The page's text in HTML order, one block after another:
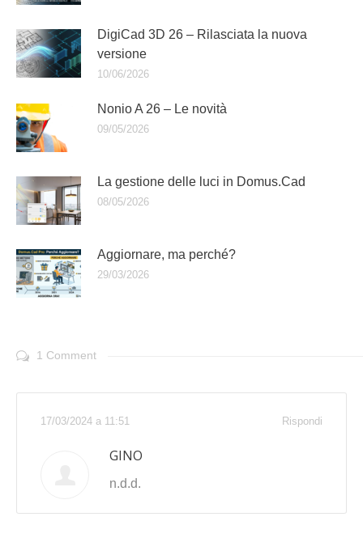
DigiCad 3D 26 – Rilasciata la nuova
versione
10/06/2026
Nonio A 26 – Le novità
09/05/2026
La gestione delle luci in Domus.Cad
08/05/2026
Aggiornare, ma perché?
29/03/2026
1 Comment
Rispondi
17/03/2024 a 11:51
GINO
n.d.d.